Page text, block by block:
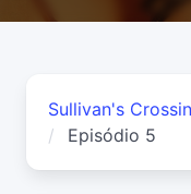
Sullivan's
Episódio 5